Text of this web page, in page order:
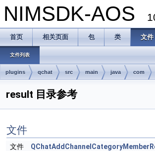
NIMSDK-AOS
首页 相关页面 包 类 文件
文件列表
plugins qchat src main java com
result 目录参考
文件
文件